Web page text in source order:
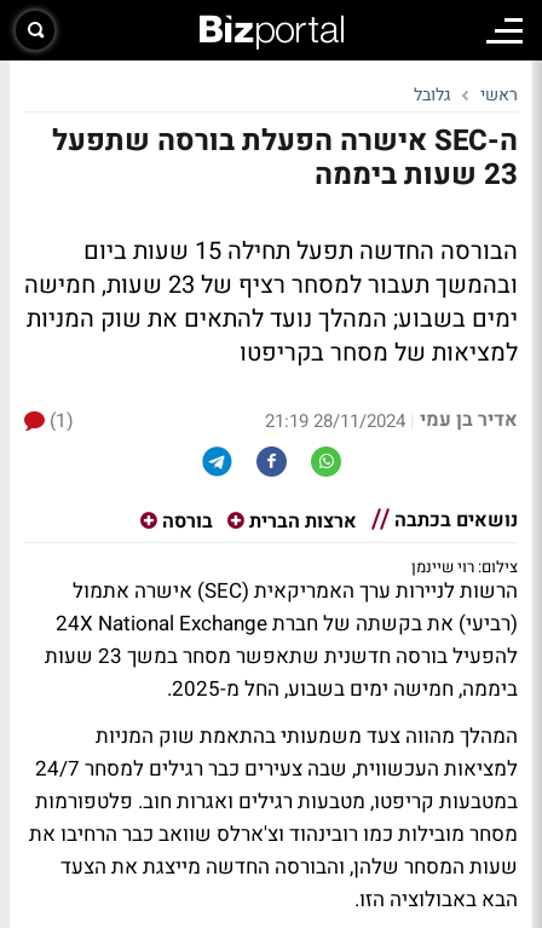
ראשי גלובל
ה-SEC אישרה הפעלת בורסה שתפעל
23 שעות ביממה
הבורסה החדשה תפעל תחילה 15 שעות ביום
ובהמשך תעבור למסחר רציף של 23 שעות, חמישה
ימים בשבוע; המהלך נועד להתאים את שוק המניות
למציאות של מסחר בקריפטו
אדיר בן עמי |
28/11/2024 21:19
(1)
נושאים בכתבה ארצות הברית בורסה
צילום: רוי שיינמן
הרשות לניירות ערך האמריקאית (SEC) אישרה אתמול
(רביעי) את בקשתה של חברת 24X National Exchange
להפעיל בורסה חדשנית שתאפשר מסחר במשך 23 שעות
ביממה, חמישה ימים בשבוע, החל מ-2025.
המהלך מהווה צעד משמעותי בהתאמת שוק המניות
למציאות העכשווית, שבה צעירים כבר רגילים למסחר 24/7
במטבעות קריפטו, מטבעות רגילים ואגרות חוב. פלטפורמות
מסחר מובילות כמו רובינהוד וצ'ארלס שוואב כבר הרחיבו את
שעות המסחר שלהן, והבורסה החדשה מייצגת את הצעד
הבא באבולוציה הזו.